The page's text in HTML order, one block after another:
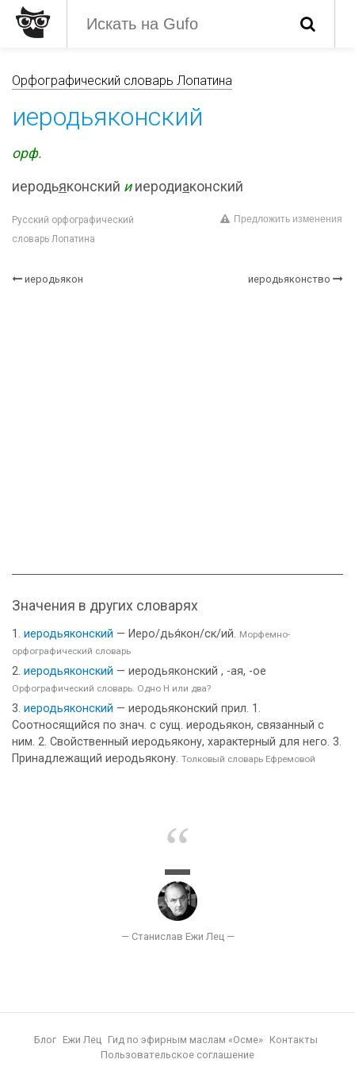
Орфографический словарь Лопатина
иеродьяконский
орф.
иеродьяконский ииеродиаконский
Русский орфографический
словарь Лопатина
Предложить изменения
иеродьякон иеродьяконство
Значения в других словарях
иеродьяконский — Иеро/дья́кон/ск/ий. Морфемно-
орфографический словарь
иеродьяконский — иеродьяконский , -ая, -ое
Орфографический словарь. Одно Н или два?
иеродьяконский — иеродьяконский прил. 1.
Соотносящийся по знач. с сущ. иеродьякон, связанный с
ним. 2. Свойственный иеродьякону, характерный для него. 3.
Принадлежащий иеродьякону. Толковый словарь Ефремовой
Блог Ежи Лец Гид по эфирным маслам «Осме»
Контакты
Пользовательское соглашение